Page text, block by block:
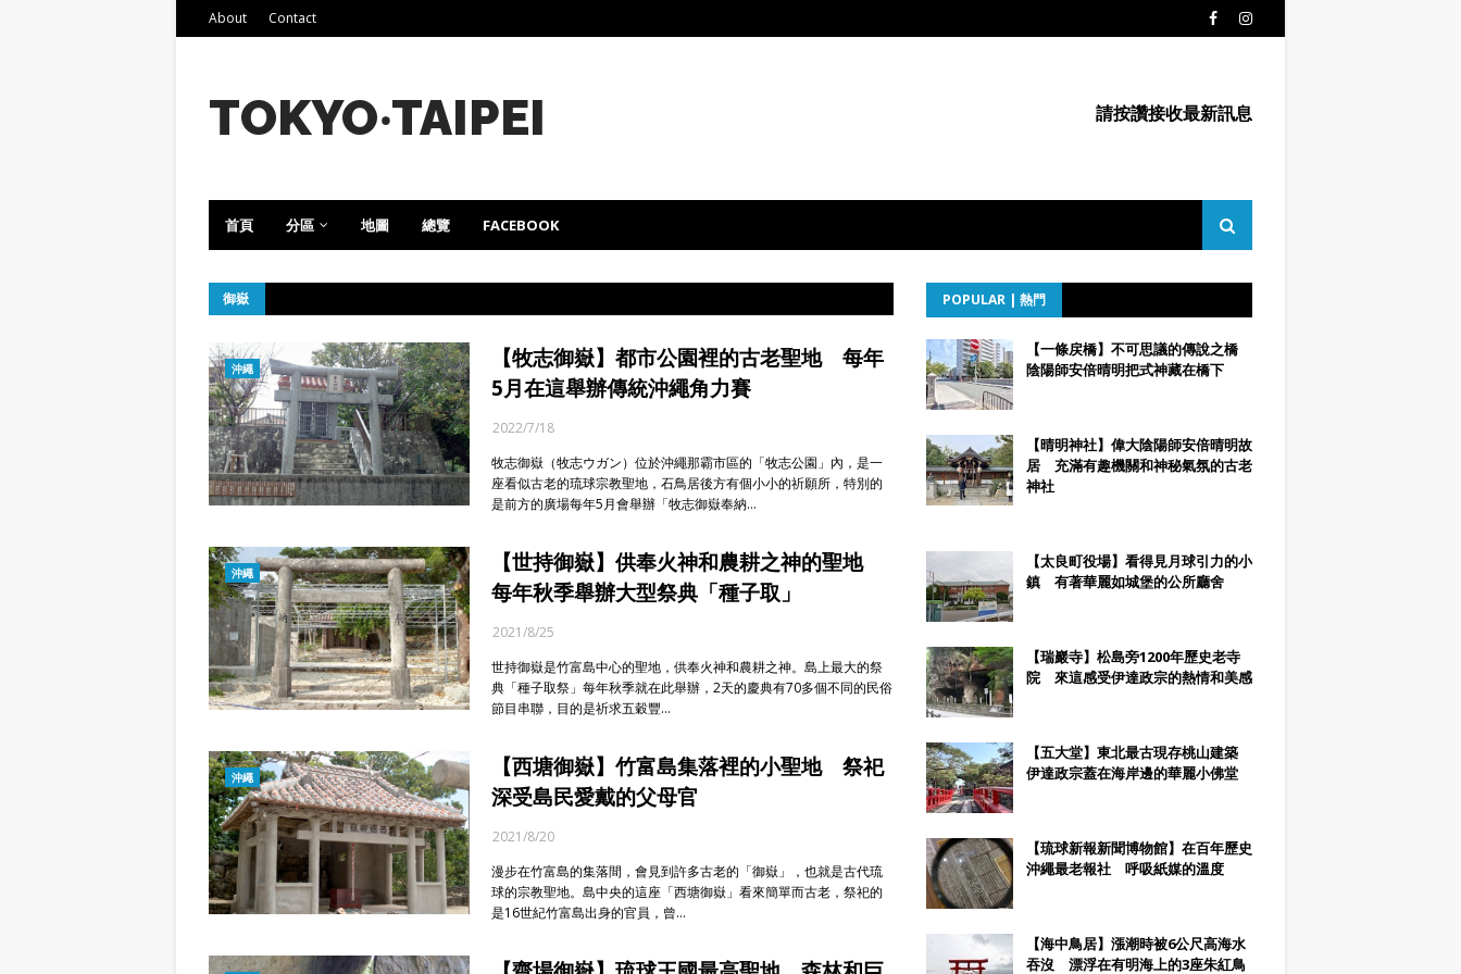
About Contact
TOKYO‧TAIPEI 請按讚接收最新訊息
首頁 分區 地圖 總覽 FACEBOOK
御嶽
沖繩
【牧志御嶽】都市公園裡的古老聖地 每年
5月在這舉辦傳統沖繩角力賽
2022/7/18
牧志御嶽（牧志ウガン）位於沖繩那霸市區的「牧志公園」內，是一
座看似古老的琉球宗教聖地，石鳥居後方有個小小的祈願所，特別的
是前方的廣場每年5月會舉辦「牧志御嶽奉納…
沖繩
【世持御嶽】供奉火神和農耕之神的聖地
每年秋季舉辦大型祭典「種子取」
2021/8/25
世持御嶽是竹富島中心的聖地，供奉火神和農耕之神。島上最大的祭
典「種子取祭」每年秋季就在此舉辦，2天的慶典有70多個不同的民俗
節目串聯，目的是祈求五穀豐…
沖繩
【西塘御嶽】竹富島集落裡的小聖地 祭祀
深受島民愛戴的父母官
2021/8/20
漫步在竹富島的集落間，會見到許多古老的「御嶽」，也就是古代琉
球的宗教聖地。島中央的這座「西塘御嶽」看來簡單而古老，祭祀的
是16世紀竹富島出身的官員，曾…
POPULAR | 熱門
【一條戻橋】不可思議的傳說之橋
陰陽師安倍晴明把式神藏在橋下
【晴明神社】偉大陰陽師安倍晴明故
居 充滿有趣機關和神秘氣氛的古老
神社
【太良町役場】看得見月球引力的小
鎮 有著華麗如城堡的公所廳舍
【瑞巖寺】松島旁1200年歷史老寺
院 來這感受伊達政宗的熱情和美感
【五大堂】東北最古現存桃山建築
伊達政宗蓋在海岸邊的華麗小佛堂
【琉球新報新聞博物館】在百年歷史
沖繩最老報社 呼吸紙媒的溫度
【海中鳥居】漲潮時被6公尺高海水
吞沒 漂浮在有明海上的3座朱紅鳥